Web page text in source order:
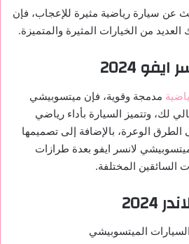
عن سيارة رياضية مثيرة للإعجاب، فإن
من الخيارات المثيرة والمتميزة.
2024
مدمجة وقوية، فإن ميتسوبيشي
لك، وتتميز السيارة بأداء رياضي
الطرق الوعرة، بالإضافة إلى تصميمها
لانسر ايفو بعدة طرازات
السائقين المختلفة.